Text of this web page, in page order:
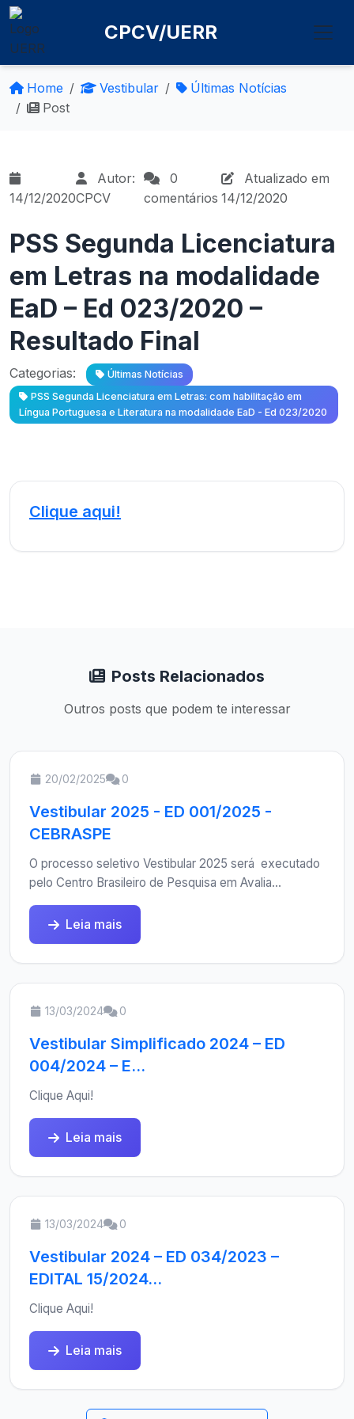
CPCV/UERR
Home Vestibular
Últimas Notícias
Post
14/12/2020
Autor:
CPCV
0
comentários
Atualizado em
14/12/2020
PSS Segunda Licenciatura
em Letras na modalidade
EaD – Ed 023/2020 –
Resultado Final
Categorias:
Últimas Notícias
PSS Segunda Licenciatura em Letras: com habilitação em
Língua Portuguesa e Literatura na modalidade EaD - Ed 023/2020
Clique aqui!
Posts Relacionados
Outros posts que podem te interessar
20/02/2025 0
Vestibular 2025 - ED 001/2025 -
CEBRASPE
O processo seletivo Vestibular 2025 será executado
pelo Centro Brasileiro de Pesquisa em Avalia...
Leia mais
13/03/2024 0
Vestibular Simplificado 2024 – ED
004/2024 – E...
Clique Aqui!
Leia mais
13/03/2024 0
Vestibular 2024 – ED 034/2023 –
EDITAL 15/2024...
Clique Aqui!
Leia mais